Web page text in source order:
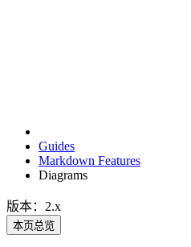
Guides
Markdown Features
Diagrams
版本：2.x
本页总览